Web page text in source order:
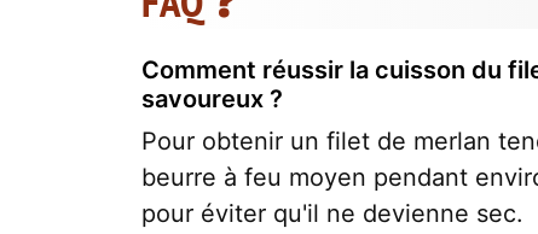
Comment réussir la cuisson du
savoureux ?
Pour obtenir un filet de merlan
beurre à feu moyen pendant
pour éviter qu'il ne devienne sec.